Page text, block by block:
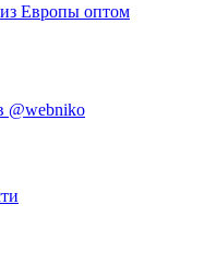
из Европы оптом
@webniko